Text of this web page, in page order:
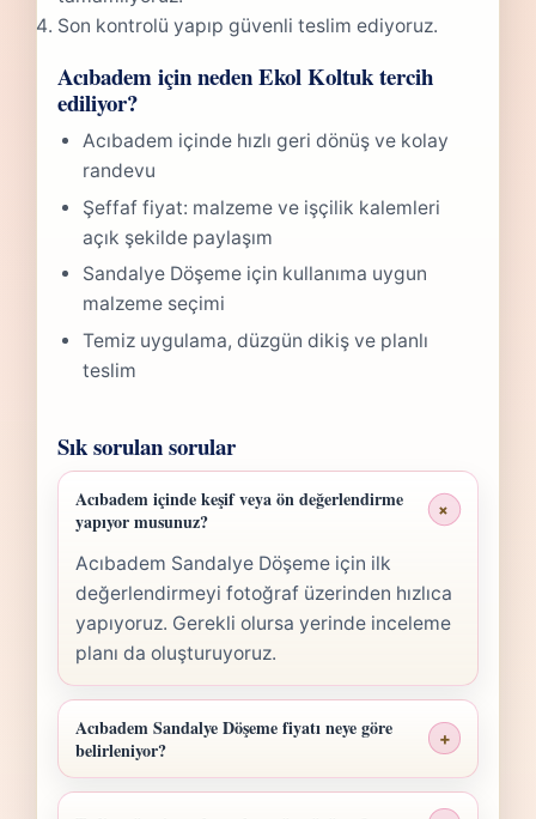
Son kontrolü yapıp güvenli teslim ediyoruz.
Acıbadem için neden Ekol Koltuk tercih
ediliyor?
Acıbadem içinde hızlı geri dönüş ve kolay
randevu
Şeffaf fiyat: malzeme ve işçilik kalemleri
açık şekilde paylaşım
Sandalye Döşeme için kullanıma uygun
malzeme seçimi
Temiz uygulama, düzgün dikiş ve planlı
teslim
Sık sorulan sorular
Acıbadem içinde keşif veya ön değerlendirme
yapıyor musunuz?
+
Acıbadem Sandalye Döşeme için ilk
değerlendirmeyi fotoğraf üzerinden hızlıca
yapıyoruz. Gerekli olursa yerinde inceleme
planı da oluşturuyoruz.
Acıbadem Sandalye Döşeme fiyatı neye göre
belirleniyor?
+
Acıbadem Sandalye Döşeme fiyatı; ölçü,